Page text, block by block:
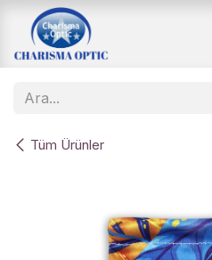
İçereği Atla
Tüm Ürünler